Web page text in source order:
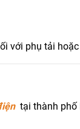
với phụ tải
tại thành phố